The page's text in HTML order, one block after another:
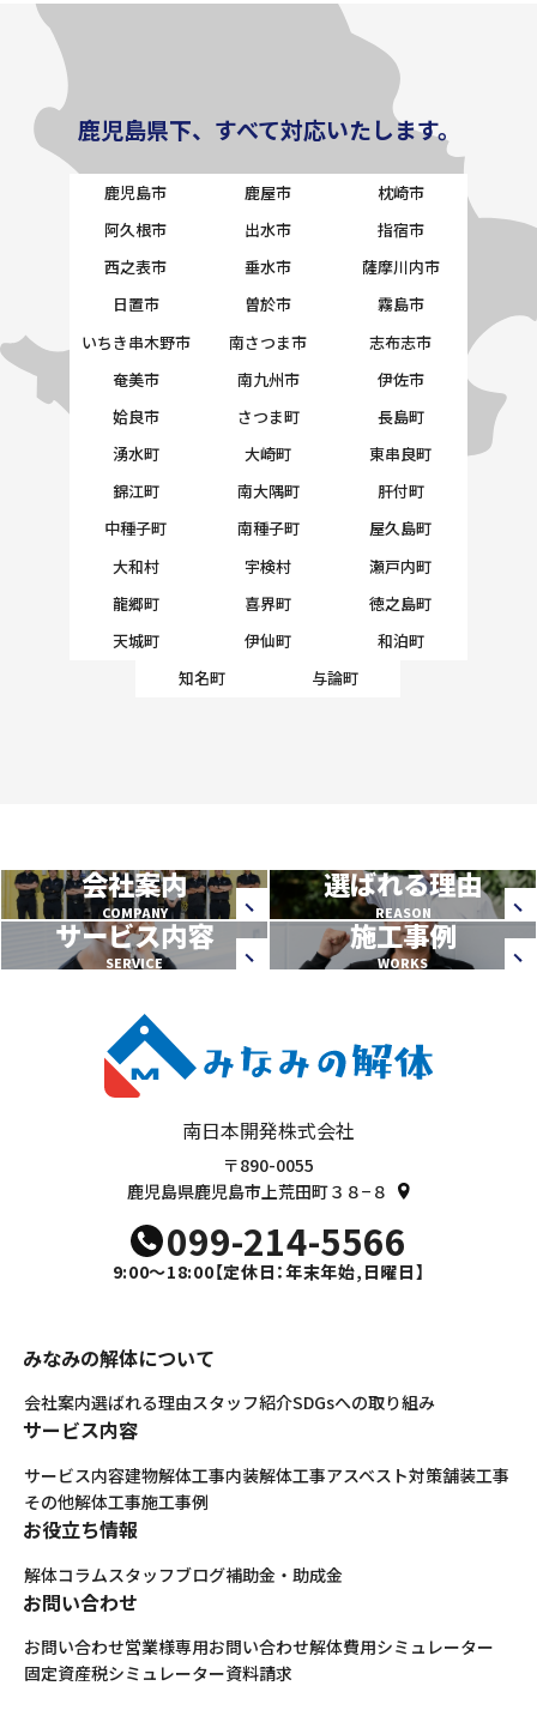
鹿児島県下、すべて対応いたします。
鹿児島市 鹿屋市
枕崎市
阿久根市
出水市
指宿市
西之表市
垂水市
薩摩川内市
日置市
曽於市
霧島市
いちき串木野市
南さつま市
志布志市
奄美市
南九州市
伊佐市
姶良市
さつま町
長島町
湧水町
大崎町
東串良町
錦江町
南大隅町
肝付町
中種子町
南種子町
屋久島町
大和村
宇検村
瀬戸内町
龍郷町
喜界町
徳之島町
天城町
伊仙町
和泊町
知名町
与論町
会社案内
COMPANY
選ばれる理由
REASON
サービス内容
SERVICE
施工事例
WORKS
南日本開発株式会社
〒890-0055
鹿児島県鹿児島市上荒田町３８−８
099-214-5566
9:00～18:00【定休日：年末年始,日曜日】
みなみの解体について
会社案内選ばれる理由スタッフ紹介SDGsへの取り組み
サービス内容
サービス内容建物解体工事内装解体工事アスベスト対策舗装工事
その他解体工事施工事例
お役立ち情報
解体コラムスタッフブログ補助金・助成金
お問い合わせ
お問い合わせ営業様専用お問い合わせ解体費用シミュレーター
固定資産税シミュレーター資料請求